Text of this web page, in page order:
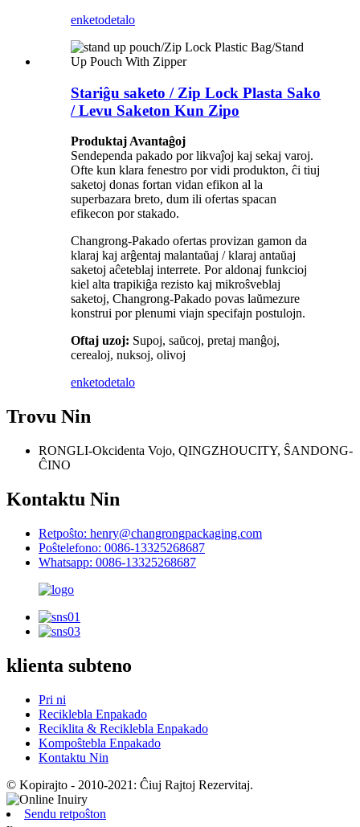
enketodetalo
Stariĝu saketo / Zip Lock Plasta Sako
/ Levu Saketon Kun Zipo
Produktaj Avantaĝoj
Sendependa pakado por likvaĵoj kaj sekaj varoj.
Ofte kun klara fenestro por vidi produkton, ĉi tiuj
saketoj donas fortan vidan efikon al la
superbazara breto, dum ili ofertas spacan
efikecon por stakado.
Changrong-Pakado ofertas provizan gamon da
klaraj kaj arĝentaj malantaŭaj / klaraj antaŭaj
saketoj aĉeteblaj interrete. Por aldonaj funkcioj
kiel alta trapikiĝa rezisto kaj mikroŝveblaj
saketoj, Changrong-Pakado povas laŭmezure
konstrui por plenumi viajn specifajn postulojn.
Oftaj uzoj: Supoj, saŭcoj, pretaj manĝoj,
cerealoj, nuksoj, olivoj
enketodetalo
Trovu Nin
RONGLI-Okcidenta Vojo, QINGZHOUCITY, ŜANDONG-
ĈINO
Kontaktu Nin
Retpoŝto: henry@changrongpackaging.com
Poŝtelefono: 0086-13325268687
Whatsapp: 0086-13325268687
klienta subteno
Pri ni
Reciklebla Enpakado
Reciklita & Reciklebla Enpakado
Kompoŝtebla Enpakado
Kontaktu Nin
© Kopirajto - 2010-2021: Ĉiuj Rajtoj Rezervitaj.
Sendu retpoŝton